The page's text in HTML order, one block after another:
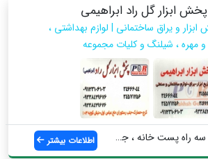
پخش ابزار گل راد ابراهیمی
و یراق ساختمانی | لوازم بهداشتی ،
مهره ، شیلنگ و کلیات مجموعه
راه پست خانه ، جنب ... اطلاعات بیشتر